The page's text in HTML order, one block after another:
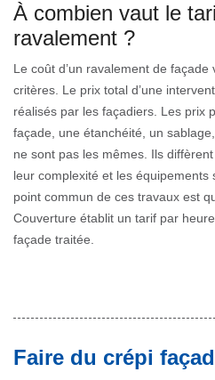
À combien vaut le
ravalement ?
Le coût d’un ravalement de
critères. Le prix total d’une
réalisés par les façadiers. Les prix
façade, une étanchéité, un
ne sont pas les mêmes. Ils
leur complexité et les équipements
point commun de ces travaux est
Couverture établit un tarif par
façade traitée.
Faire du crépi